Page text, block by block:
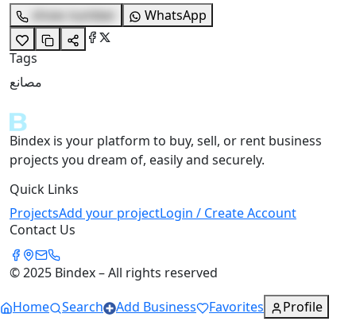
show number
WhatsApp
Tags
مصانع
Bindex is your platform to buy, sell, or rent business
projects you dream of, easily and securely.
Quick Links
ProjectsAdd your projectLogin / Create Account
Contact Us
© 2025 Bindex – All rights reserved
Home
Search Add Business Favorites Profile